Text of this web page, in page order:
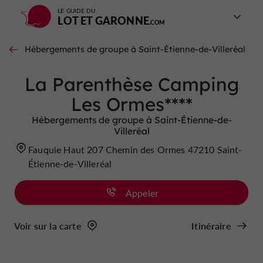
LE GUIDE DU
LOT ET GARONNE
Hébergements de groupe à Saint-Étienne-de-Villeréal
La Parenthèse Camping
Les Ormes****
Hébergements de groupe à Saint-Étienne-de-
Villeréal
Fauquie Haut 207 Chemin des Ormes 47210 Saint-
Étienne-de-Villeréal
Appeler
Voir sur la carte Itinéraire